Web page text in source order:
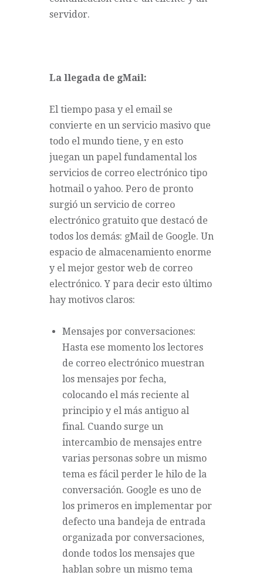
servidor.
La llegada de gMail:
El tiempo pasa y el email se
convierte en un servicio masivo que
todo el mundo tiene, y en esto
juegan un papel fundamental los
servicios de correo electrónico tipo
hotmail o yahoo. Pero de pronto
surgió un servicio de correo
electrónico gratuito que destacó de
todos los demás: gMail de Google. Un
espacio de almacenamiento enorme
y el mejor gestor web de correo
electrónico. Y para decir esto último
hay motivos claros:
Mensajes por conversaciones:
Hasta ese momento los lectores
de correo electrónico muestran
los mensajes por fecha,
colocando el más reciente al
principio y el más antiguo al
final. Cuando surge un
intercambio de mensajes entre
varias personas sobre un mismo
tema es fácil perder le hilo de la
conversación. Google es uno de
los primeros en implementar por
defecto una bandeja de entrada
organizada por conversaciones,
donde todos los mensajes que
hablan sobre un mismo tema